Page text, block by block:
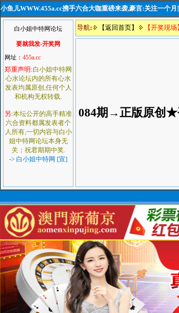
小鱼儿WWW.455a.cc携手六合大咖重磅来袭,豪言:关注一个
白小姐中特网论坛
要就我发-开奖网
网址： 455a.cc
郑重声明:白小姐中特网
心水论坛内的所有心水
发表均属原创,任何个人
和机构无权转载.
另:本坛公开的高手精准
六合资料都属发表者个
人所有,一切内容与白小
姐中特网论坛本身无
关；祝君期期中奖.
-> 白小姐中特网 [宣]
导航: 【返回首页】 【开奖现场
084期→正版原创